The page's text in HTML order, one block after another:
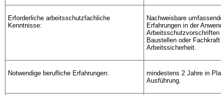
Erforderliche arbeitsschutzfachliche
Kenntnisse:
Nachweisbare
Erfahrungen in der
Baustellen oder
Arbeitssicherheit.
Notwendige berufliche Erfahrungen:
mindestens 2 Jahre in
Ausführung.